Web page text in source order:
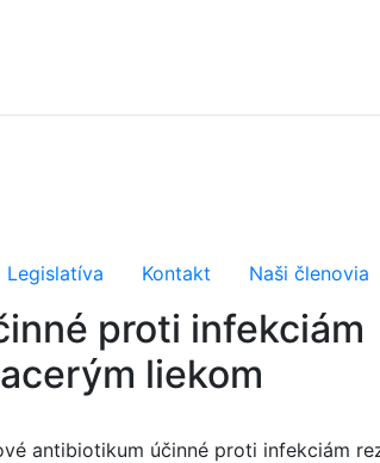
Legislatíva Kontakt
Naši členovia
proti infekciám
liekom
antibiotikum účinné proti infekciám